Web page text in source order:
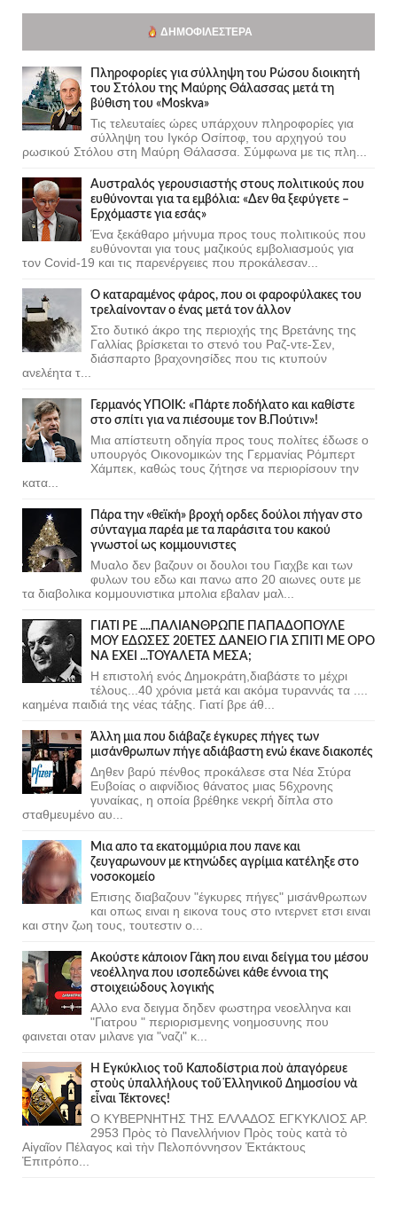
ΔΗΜΟΦΙΛΈΣΤΕΡΑ
Πληροφορίες για σύλληψη του Ρώσου διοικητή
του Στόλου της Mαύρης Θάλασσας μετά τη
βύθιση του «Moskva»
Τις τελευταίες ώρες υπάρχουν πληροφορίες για
σύλληψη του Ιγκόρ Οσίποφ, του αρχηγού του
ρωσικού Στόλου στη Μαύρη Θάλασσα. Σύμφωνα με τις πλη...
Αυστραλός γερουσιαστής στους πολιτικούς που
ευθύνονται για τα εμβόλια: «Δεν θα ξεφύγετε –
Ερχόμαστε για εσάς»
Ένα ξεκάθαρο μήνυμα προς τους πολιτικούς που
ευθύνονται για τους μαζικούς εμβολιασμούς για
τον Covid-19 και τις παρενέργειες που προκάλεσαν...
Ο καταραμένος φάρος, που οι φαροφύλακες του
τρελαίνονταν ο ένας μετά τον άλλον
Στο δυτικό άκρο της περιοχής της Βρετάνης της
Γαλλίας βρίσκεται το στενό του Ραζ-ντε-Σεν,
διάσπαρτο βραχονησίδες που τις κτυπούν
ανελέητα τ...
Γερμανός ΥΠΟΙΚ: «Πάρτε ποδήλατο και καθίστε
στο σπίτι για να πιέσουμε τον Β.Πούτιν»!
Μια απίστευτη οδηγία προς τους πολίτες έδωσε ο
υπουργός Οικονομικών της Γερμανίας Ρόμπερτ
Χάμπεκ, καθώς τους ζήτησε να περιορίσουν την
κατα...
Πάρα την «θεϊκή» βροχή ορδες δούλοι πήγαν στο
σύνταγμα παρέα με τα παράσιτα του κακού
γνωστοί ως κομμουνιστες
Μυαλο δεν βαζουν οι δουλοι του Γιαχβε και των
φυλων του εδω και πανω απο 20 αιωνες ουτε με
τα διαβολικα κομμουνιστικα μπολια εβαλαν μαλ...
ΓΙΑΤΙ ΡΕ ....ΠΑΛΙΑΝΘΡΩΠΕ ΠΑΠΑΔΟΠΟΥΛΕ
ΜΟΥ ΕΔΩΣΕΣ 20ΕΤΕΣ ΔΑΝΕΙΟ ΓΙΑ ΣΠΙΤΙ ΜΕ ΟΡΟ
ΝΑ ΕΧΕΙ ...ΤΟΥΑΛΕΤΑ ΜΕΣΑ;
Η επιστολή ενός Δημοκράτη,διαβάστε το μέχρι
τέλους...40 χρόνια μετά και ακόμα τυραννάς τα ....
καημένα παιδιά της νέας τάξης. Γιατί βρε άθ...
Άλλη μια που διάβαζε έγκυρες πήγες των
μισάνθρωπων πήγε αδιάβαστη ενώ έκανε διακοπές
Δηθεν βαρύ πένθος προκάλεσε στα Νέα Στύρα
Ευβοίας ο αιφνίδιος θάνατος μιας 56χρονης
γυναίκας, η οποία βρέθηκε νεκρή δίπλα στο
σταθμευμένο αυ...
Μια απο τα εκατομμύρια που πανε και
ζευγαρωνουν με κτηνώδες αγρίμια κατέληξε στο
νοσοκομείο
Επισης διαβαζουν "έγκυρες πήγες" μισάνθρωπων
και οπως ειναι η εικονα τους στο ιντερνετ ετσι ειναι
και στην ζωη τους, τουτεστιν ο...
Ακούστε κάποιον Γάκη που ειναι δείγμα του μέσου
νεοέλληνα που ισοπεδώνει κάθε έννοια της
στοιχειώδους λογικής
Αλλο ενα δειγμα δηδεν φωστηρα νεοελληνα και
"Γιατρου " περιορισμενης νοημοσυνης που
φαινεται οταν μιλανε για "ναζι" κ...
Ἡ Ἐγκύκλιος τοῦ Καποδίστρια ποὺ ἀπαγόρευε
στοὺς ὑπαλλήλους τοῦ Ἑλληνικοῦ Δημοσίου νὰ
εἶναι Τέκτονες!
Ο ΚΥΒΕΡΝΗΤΗΣ ΤΗΣ ΕΛΛΑΔΟΣ ΕΓΚΥΚΛΙΟΣ ΑΡ.
2953 Πρὸς τὸ Πανελλήνιον Πρὸς τοὺς κατὰ τὸ
Αἰγαῖον Πέλαγος καὶ τὴν Πελοπόννησον Ἐκτάκτους
Ἐπιτρόπο...